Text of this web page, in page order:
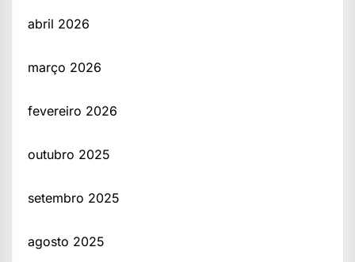
abril 2026
março 2026
fevereiro 2026
outubro 2025
setembro 2025
agosto 2025